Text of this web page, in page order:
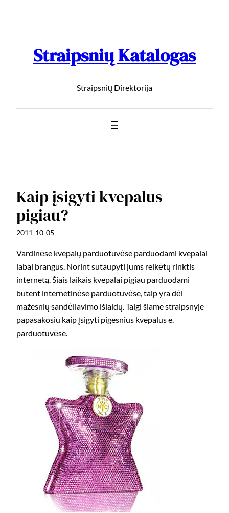
Straipsnių Katalogas
Straipsnių Direktorija
Kaip įsigyti kvepalus
pigiau?
2011-10-05
Vardinėse kvepalų parduotuvėse parduodami kvepalai
labai brangūs. Norint sutaupyti jums reikėtų rinktis
internetą. Šiais laikais kvepalai pigiau parduodami
būtent internetinėse parduotuvėse, taip yra dėl
mažesnių sandėliavimo išlaidų. Taigi šiame straipsnyje
papasakosiu kaip įsigyti pigesnius kvepalus e.
parduotuvėse.